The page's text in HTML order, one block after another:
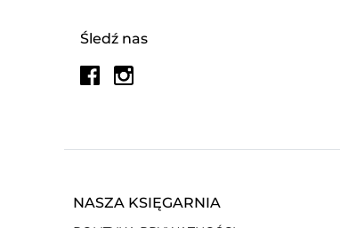
Śledź nas
NASZA KSIĘGARNIA